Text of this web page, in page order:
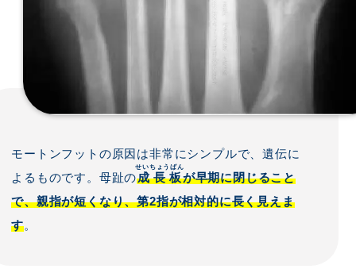
モートンフットの原因は非常にシンプルで、遺伝に
よるものです。母趾の成長板
せいちょうばん
が早期に閉じること
で、親指が短くなり、第2指が相対的に長く見えま
す。